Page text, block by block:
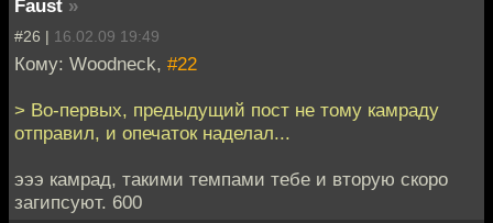
Faust »
#26 | 16.02.09 19:49
Кому: Woodneck, #22
> Во-первых, предыдущий пост не тому камраду
отправил, и опечаток наделал...
эээ камрад, такими темпами тебе и вторую скоро
загипсуют. 600